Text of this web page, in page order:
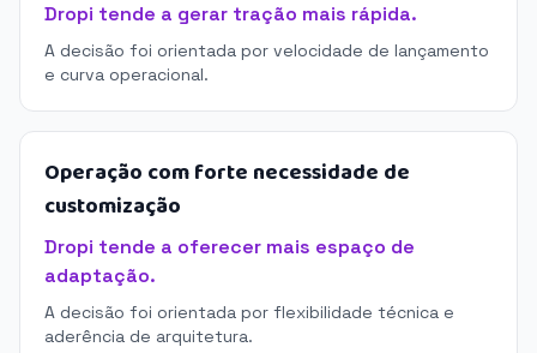
Dropi tende a gerar tração mais rápida.
A decisão foi orientada por velocidade de lançamento
e curva operacional.
Operação com forte necessidade de
customização
Dropi tende a oferecer mais espaço de
adaptação.
A decisão foi orientada por flexibilidade técnica e
aderência de arquitetura.